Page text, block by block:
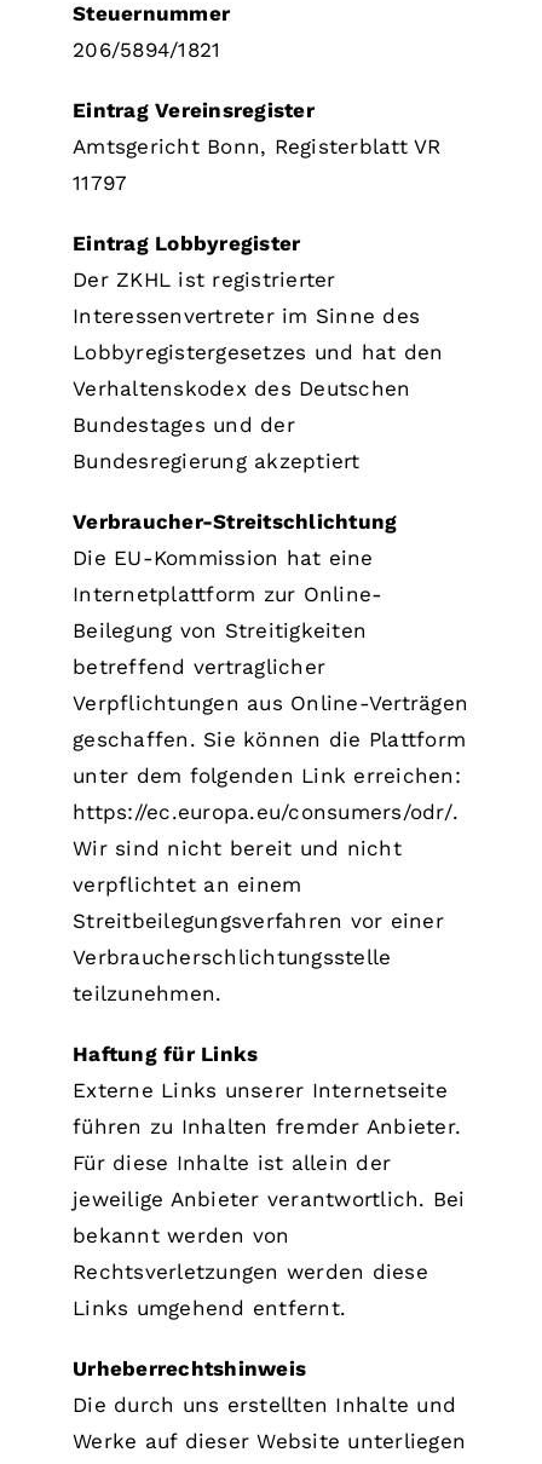
Steuernummer
206/5894/1821
Eintrag Vereinsregister
Amtsgericht Bonn, Registerblatt VR
11797
Eintrag Lobbyregister
Der ZKHL ist registrierter
Interessenvertreter im Sinne des
Lobbyregistergesetzes und hat den
Verhaltenskodex des Deutschen
Bundestages und der
Bundesregierung akzeptiert
Verbraucher-Streitschlichtung
Die EU-Kommission hat eine
Internetplattform zur Online-
Beilegung von Streitigkeiten
betreffend vertraglicher
Verpflichtungen aus Online-Verträgen
geschaffen. Sie können die Plattform
unter dem folgenden Link erreichen:
https://ec.europa.eu/consumers/odr/.
Wir sind nicht bereit und nicht
verpflichtet an einem
Streitbeilegungsverfahren vor einer
Verbraucherschlichtungsstelle
teilzunehmen.
Haftung für Links
Externe Links unserer Internetseite
führen zu Inhalten fremder Anbieter.
Für diese Inhalte ist allein der
jeweilige Anbieter verantwortlich. Bei
bekannt werden von
Rechtsverletzungen werden diese
Links umgehend entfernt.
Urheberrechtshinweis
Die durch uns erstellten Inhalte und
Werke auf dieser Website unterliegen